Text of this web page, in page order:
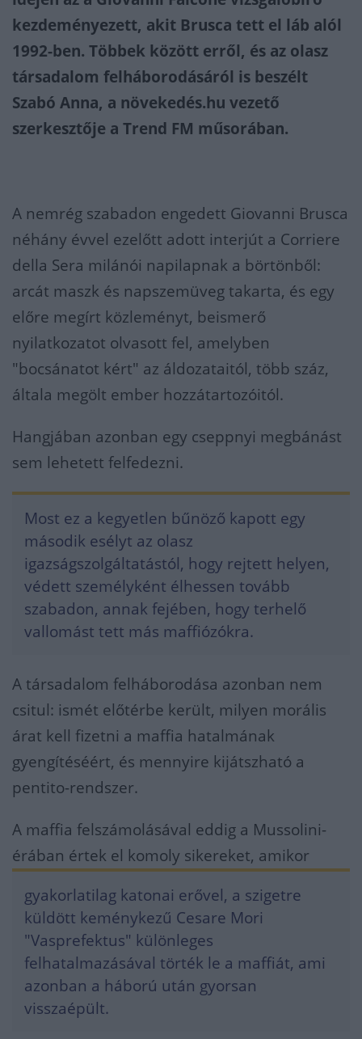
kezdeményezett, akit Brusca tett el láb alól
1992-ben. Többek között erről, és az olasz
társadalom felháborodásáról is beszélt
Szabó Anna, a növekedés.hu vezető
szerkesztője a Trend FM műsorában.
A nemrég szabadon engedett Giovanni Brusca
néhány évvel ezelőtt adott interjút a Corriere
della Sera milánói napilapnak a börtönből:
arcát maszk és napszemüveg takarta, és egy
előre megírt közleményt, beismerő
nyilatkozatot olvasott fel, amelyben
"bocsánatot kért" az áldozataitól, több száz,
általa megölt ember hozzátartozóitól.
Hangjában azonban egy cseppnyi megbánást
sem lehetett felfedezni.
Most ez a kegyetlen bűnöző kapott egy
második esélyt az olasz
igazságszolgáltatástól, hogy rejtett helyen,
védett személyként élhessen tovább
szabadon, annak fejében, hogy terhelő
vallomást tett más maffiózókra.
A társadalom felháborodása azonban nem
csitul: ismét előtérbe került, milyen morális
árat kell fizetni a maffia hatalmának
gyengítéséért, és mennyire kijátszható a
pentito-rendszer.
A maffia felszámolásával eddig a Mussolini-
érában értek el komoly sikereket, amikor
gyakorlatilag katonai erővel, a szigetre
küldött keménykezű Cesare Mori
"Vasprefektus" különleges
felhatalmazásával törték le a maffiát, ami
azonban a háború után gyorsan
visszaépült.